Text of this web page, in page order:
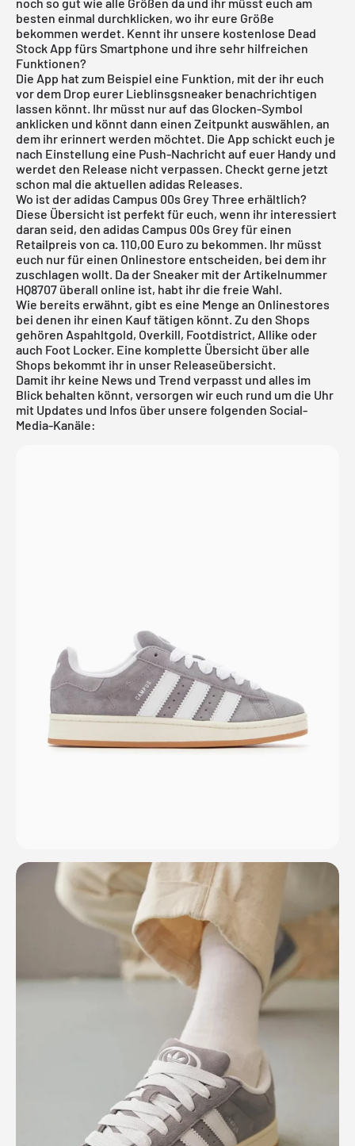
besten einmal durchklicken, wo ihr eure Größe
bekommen werdet. Kennt ihr unsere kostenlose Dead
Stock App fürs Smartphone und ihre sehr hilfreichen
Funktionen?
Die App hat zum Beispiel eine Funktion, mit der ihr euch
vor dem Drop eurer Lieblinsgsneaker benachrichtigen
lassen könnt. Ihr müsst nur auf das Glocken-Symbol
anklicken und könnt dann einen Zeitpunkt auswählen, an
dem ihr erinnert werden möchtet. Die App schickt euch je
nach Einstellung eine Push-Nachricht auf euer Handy und
werdet den Release nicht verpassen. Checkt gerne jetzt
schon mal die aktuellen adidas Releases.
Wo ist der adidas Campus 00s Grey Three erhältlich?
Diese Übersicht ist perfekt für euch, wenn ihr interessiert
daran seid, den adidas Campus 00s Grey für einen
Retailpreis von ca. 110,00 Euro zu bekommen. Ihr müsst
euch nur für einen Onlinestore entscheiden, bei dem ihr
zuschlagen wollt. Da der Sneaker mit der Artikelnummer
HQ8707 überall online ist, habt ihr die freie Wahl.
Wie bereits erwähnt, gibt es eine Menge an Onlinestores
bei denen ihr einen Kauf tätigen könnt. Zu den Shops
gehören Aspahltgold, Overkill, Footdistrict, Allike oder
auch Foot Locker. Eine komplette Übersicht über alle
Shops bekommt ihr in unser Releaseübersicht.
Damit ihr keine News und Trend verpasst und alles im
Blick behalten könnt, versorgen wir euch rund um die Uhr
mit Updates und Infos über unsere folgenden Social-
Media-Kanäle: